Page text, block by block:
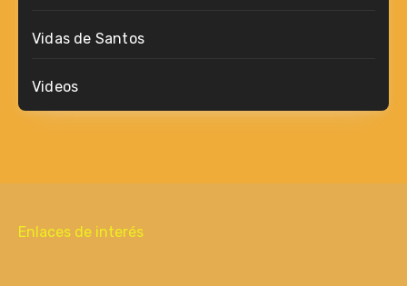
Vidas de Santos
Videos
Enlaces de interés